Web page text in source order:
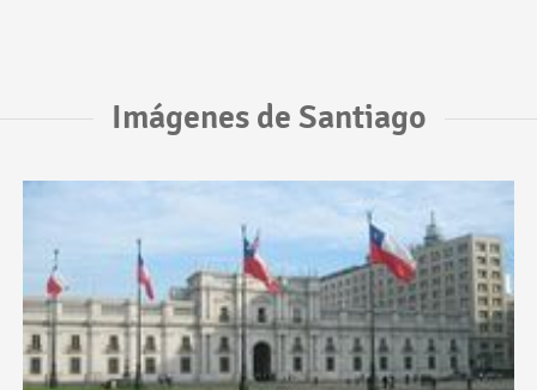
Imágenes de Santiago